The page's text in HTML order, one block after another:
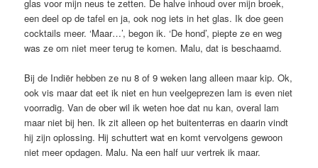
glas voor mijn neus te zetten. De halve inhoud over mijn broek,
een deel op de tafel en ja, ook nog iets in het glas. Ik doe geen
cocktails meer. ‘Maar…’, begon ik. ‘De hond’, piepte ze en weg
was ze om niet meer terug te komen. Malu, dat is beschaamd.
Bij de Indiër hebben ze nu 8 of 9 weken lang alleen maar kip. Ok,
ook vis maar dat eet ik niet en hun veelgeprezen lam is even niet
voorradig. Van de ober wil ik weten hoe dat nu kan, overal lam
maar niet bij hen. Ik zit alleen op het buitenterras en daarin vindt
hij zijn oplossing. Hij schuttert wat en komt vervolgens gewoon
niet meer opdagen. Malu. Na een half uur vertrek ik maar.